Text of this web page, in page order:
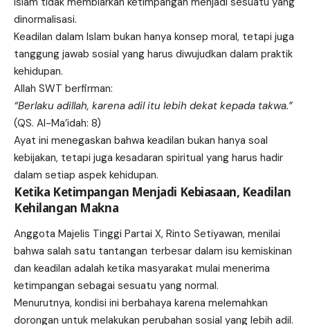
dinormalisasi.
Keadilan dalam Islam bukan hanya konsep moral, tetapi juga
tanggung jawab sosial yang harus diwujudkan dalam praktik
kehidupan.
Allah SWT berfirman:
“Berlaku adillah, karena adil itu lebih dekat kepada takwa.”
(QS. Al-Ma’idah: 8)
Ayat ini menegaskan bahwa keadilan bukan hanya soal
kebijakan, tetapi juga kesadaran spiritual yang harus hadir
dalam setiap aspek kehidupan.
Ketika Ketimpangan Menjadi Kebiasaan, Keadilan
Kehilangan Makna
Anggota Majelis Tinggi Partai X, Rinto Setiyawan, menilai
bahwa salah satu tantangan terbesar dalam isu kemiskinan
dan keadilan adalah ketika masyarakat mulai menerima
ketimpangan sebagai sesuatu yang normal.
Menurutnya, kondisi ini berbahaya karena melemahkan
dorongan untuk melakukan perubahan sosial yang lebih adil.